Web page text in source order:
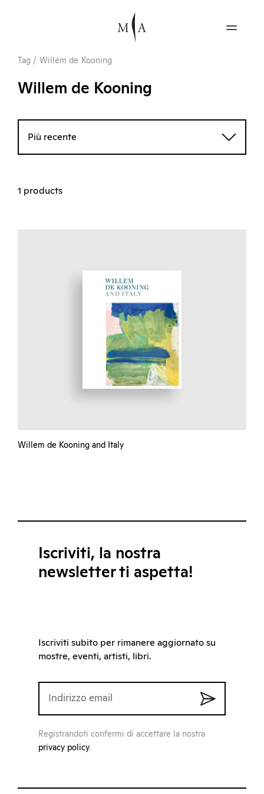
Tag / Willem de Kooning
Willem de Kooning
Più recente
1 products
Willem de Kooning and Italy
Iscriviti, la nostra
newsletter ti aspetta!
Iscriviti subito per rimanere aggiornato su
mostre, eventi, artisti, libri.
Registrandoti confermi di accettare la nostra
privacy policy.